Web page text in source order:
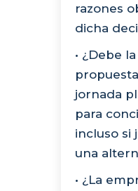
razones
dicha
• ¿Debe
jornada
para
incluso si
una
• ¿La